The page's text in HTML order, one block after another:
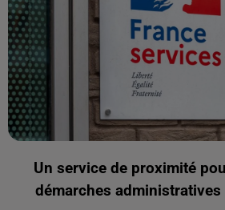
Un service de proximité
démarches